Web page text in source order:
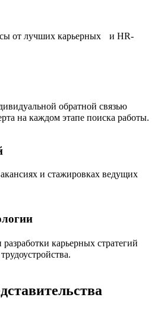
от лучших карьерных и HR-
обратной связью
на каждом этапе поиска работы.
и стажировках ведущих
карьерных стратегий